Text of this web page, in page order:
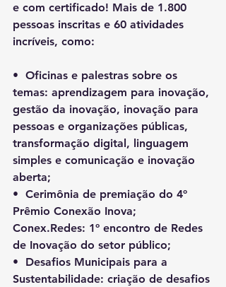
e com certificado! Mais de 1.800
pessoas inscritas e 60 atividades
incríveis, como:
•⁠  ⁠Oficinas e palestras sobre os
temas: aprendizagem para inovação,
gestão da inovação, inovação para
pessoas e organizações públicas,
transformação digital, linguagem
simples e comunicação e inovação
aberta;
•⁠  ⁠Cerimônia de premiação do 4º
Prêmio Conexão Inova;
Conex.Redes: 1º encontro de Redes
de Inovação do setor público;
•⁠  ⁠Desafios Municipais para a
Sustentabilidade: criação de desafios